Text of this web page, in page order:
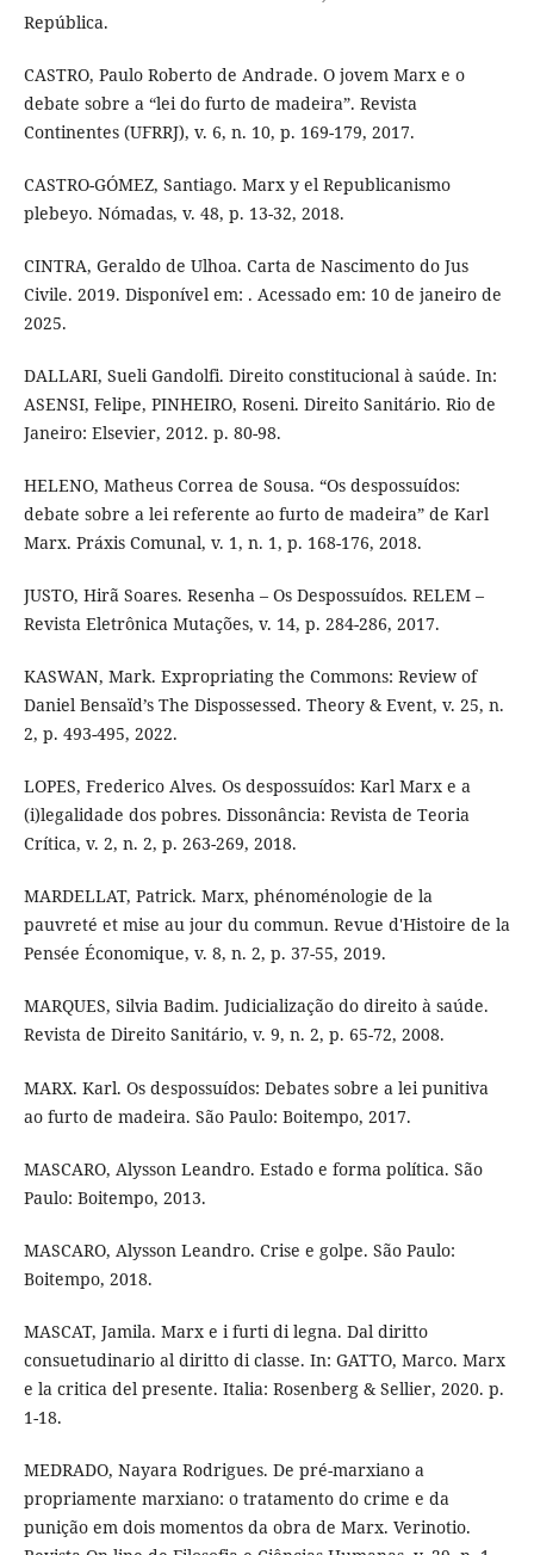
República.
CASTRO, Paulo Roberto de Andrade. O jovem Marx e o
debate sobre a “lei do furto de madeira”. Revista
Continentes (UFRRJ), v. 6, n. 10, p. 169-179, 2017.
CASTRO-GÓMEZ, Santiago. Marx y el Republicanismo
plebeyo. Nómadas, v. 48, p. 13-32, 2018.
CINTRA, Geraldo de Ulhoa. Carta de Nascimento do Jus
Civile. 2019. Disponível em: . Acessado em: 10 de janeiro de
2025.
DALLARI, Sueli Gandolfi. Direito constitucional à saúde. In:
ASENSI, Felipe, PINHEIRO, Roseni. Direito Sanitário. Rio de
Janeiro: Elsevier, 2012. p. 80-98.
HELENO, Matheus Correa de Sousa. “Os despossuídos:
debate sobre a lei referente ao furto de madeira” de Karl
Marx. Práxis Comunal, v. 1, n. 1, p. 168-176, 2018.
JUSTO, Hirã Soares. Resenha – Os Despossuídos. RELEM –
Revista Eletrônica Mutações, v. 14, p. 284-286, 2017.
KASWAN, Mark. Expropriating the Commons: Review of
Daniel Bensaïd’s The Dispossessed. Theory & Event, v. 25, n.
2, p. 493-495, 2022.
LOPES, Frederico Alves. Os despossuídos: Karl Marx e a
(i)legalidade dos pobres. Dissonância: Revista de Teoria
Crítica, v. 2, n. 2, p. 263-269, 2018.
MARDELLAT, Patrick. Marx, phénoménologie de la
pauvreté et mise au jour du commun. Revue d'Histoire de la
Pensée Économique, v. 8, n. 2, p. 37-55, 2019.
MARQUES, Silvia Badim. Judicialização do direito à saúde.
Revista de Direito Sanitário, v. 9, n. 2, p. 65-72, 2008.
MARX. Karl. Os despossuídos: Debates sobre a lei punitiva
ao furto de madeira. São Paulo: Boitempo, 2017.
MASCARO, Alysson Leandro. Estado e forma política. São
Paulo: Boitempo, 2013.
MASCARO, Alysson Leandro. Crise e golpe. São Paulo:
Boitempo, 2018.
MASCAT, Jamila. Marx e i furti di legna. Dal diritto
consuetudinario al diritto di classe. In: GATTO, Marco. Marx
e la critica del presente. Italia: Rosenberg & Sellier, 2020. p.
1-18.
MEDRADO, Nayara Rodrigues. De pré-marxiano a
propriamente marxiano: o tratamento do crime e da
punição em dois momentos da obra de Marx. Verinotio.